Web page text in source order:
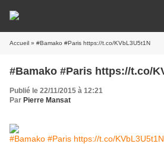
Accueil » #Bamako #Paris https://t.co/KVbL3U5t1N
#Bamako #Paris https://t.co/
Publié le 22/11/2015 à 12:21
Par Pierre Mansat
#Bamako #Paris https://t.co/KVbL3U5t1N